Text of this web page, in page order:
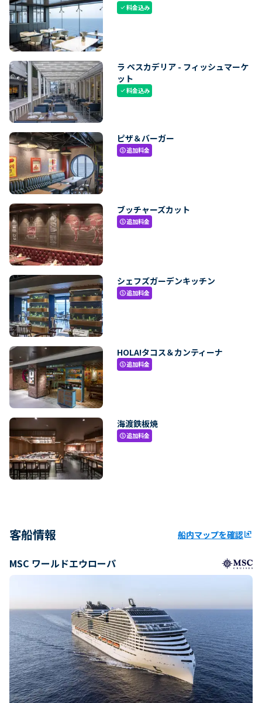
check料金込み
ラ ペスカデリア - フィッシュマーケ
ット
check料金込み
ピザ＆バーガー
paid追加料金
ブッチャーズカット
paid追加料金
シェフズガーデンキッチン
paid追加料金
HOLA!タコス＆カンティーナ
paid追加料金
海渡鉄板焼
paid追加料金
客船情報 船内マップを確認ungroup
MSC ワールドエウローパ